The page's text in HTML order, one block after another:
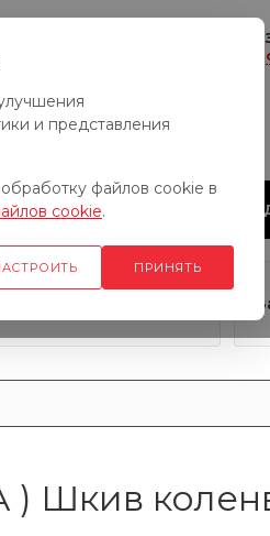
к грузовым
) Шкив
и представления
файлов cookie в
cookie.
ПРИНЯТЬ